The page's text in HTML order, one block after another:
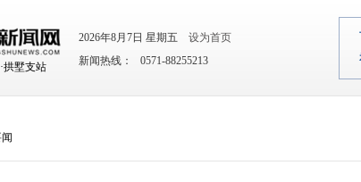
拱墅支站
2026年8月7日 星期五
设为首页
新闻热线： 0571-88255213